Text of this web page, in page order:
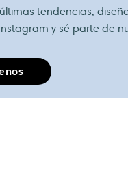
tendencias,
y sé parte de